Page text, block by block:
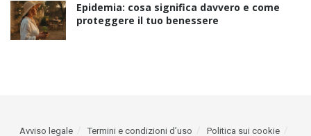
Epidemia: cosa significa davvero e come
proteggere il tuo benessere
Avviso legale Termini e condizioni d’uso Politica sui cookie